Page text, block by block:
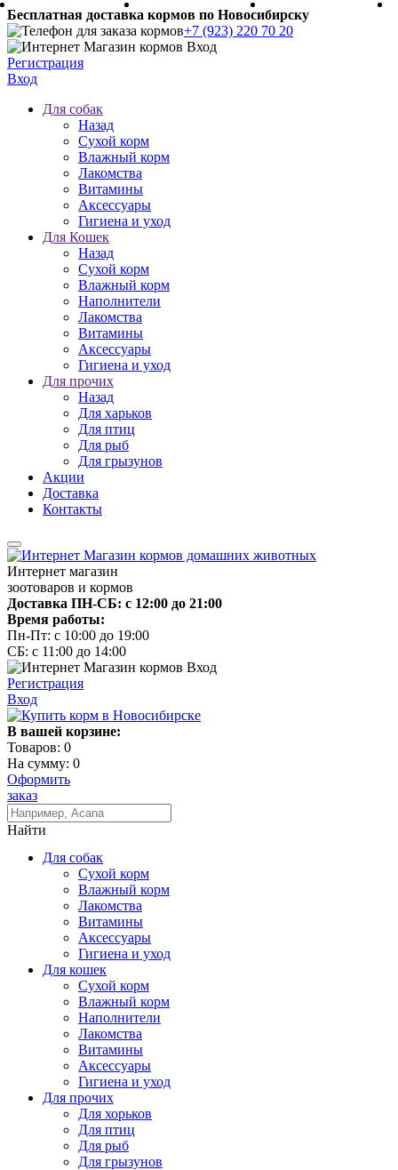
Бесплатная доставка кормов по Новосибирску
+7 (923) 220 70 20
Регистрация
Вход
Для собак
Назад
Сухой корм
Влажный корм
Лакомства
Витамины
Аксессуары
Гигиена и уход
Для Кошек
Назад
Сухой корм
Влажный корм
Наполнители
Лакомства
Витамины
Аксессуары
Гигиена и уход
Для прочих
Назад
Для харьков
Для птиц
Для рыб
Для грызунов
Акции
Доставка
Контакты
Интернет магазин
зоотоваров и кормов
Доставка ПН-СБ: с 12:00 до 21:00
Время работы:
Пн-Пт: с 10:00 до 19:00
СБ: с 11:00 до 14:00
Регистрация
Вход
В вашей корзине:
Товаров: 0
На сумму: 0
Оформить
заказ
Найти
Для собак
Сухой корм
Влажный корм
Лакомства
Витамины
Аксессуары
Гигиена и уход
Для кошек
Сухой корм
Влажный корм
Наполнители
Лакомства
Витамины
Аксессуары
Гигиена и уход
Для прочих
Для хорьков
Для птиц
Для рыб
Для грызунов